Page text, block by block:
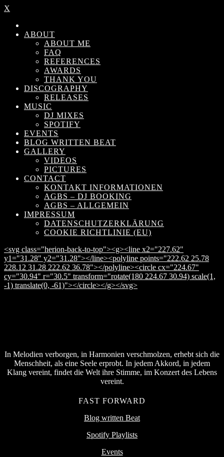
X
ABOUT
ABOUT ME
FAQ
REFERENCES
AWARDS
THANK YOU
DISCOGRAPHY
RELEASES
MUSIC
DJ MIXES
SPOTIFY
EVENTS
BLOG WRITTEN BEAT
GALLERY
VIDEOS
PICTURES
CONTACT
KONTAKT INFORMATIONEN
AGBS – DJ BOOKING
AGBS – ALLGEMEIN
IMPRESSUM
DATENSCHUTZERKLÄRUNG
COOKIE RICHTLINIE (EU)
<svg class="herion-back-to-top"><g><line x2="227.62"
y1="31.28" y2="31.28"></line><polyline points="222.62 25.78
228.12 31.28 222.62 36.78"></polyline><circle cx="224.67"
cy="30.94" r="30.5" transform="rotate(180 224.67 30.94) scale(1,
-1) translate(0, -61)"></circle></g></svg>
In Melodien verborgen, in Harmonien verschmolzen, erhebt sich die
Menschheit, als eine Seele erprobt. In jedem Akkord, in jedem
Klang vereint, findet die Welt ihre Stimme, im Konzert des Lebens
vereint.
FAST FORWARD
Blog written Beat
Spotify Playlists
Events